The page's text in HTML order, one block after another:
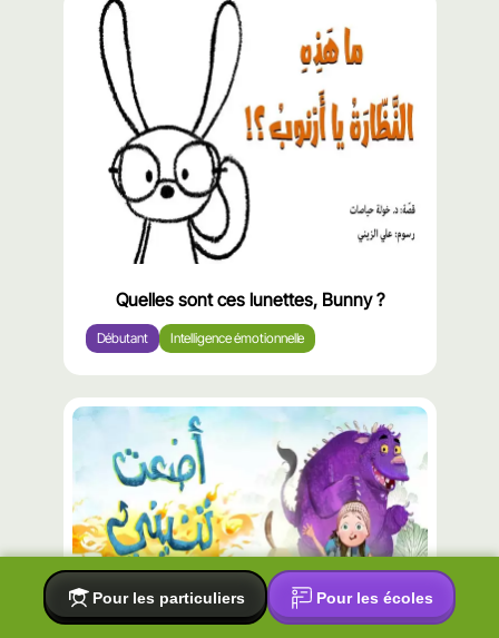
Quelles sont ces lunettes, Bunny ?
Débutant Intelligence émotionnelle
Pour les particuliers Pour les écoles